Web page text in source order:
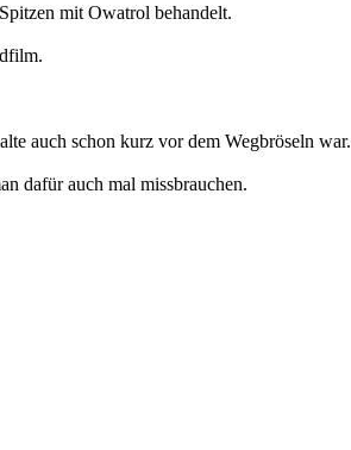
mit Owatrol behandelt.
auch schon kurz vor dem Wegbröseln war.
dafür auch mal missbrauchen.